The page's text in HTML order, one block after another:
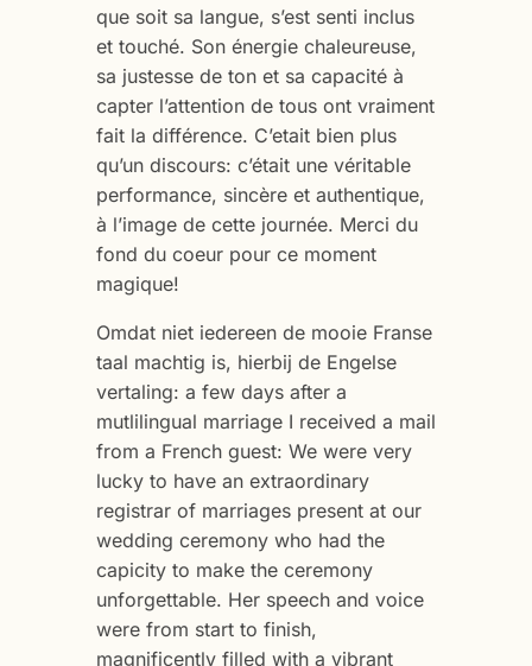
que soit sa langue, s’est senti inclus
et touché. Son énergie chaleureuse,
sa justesse de ton et sa capacité à
capter l’attention de tous ont vraiment
fait la différence. C’etait bien plus
qu’un discours: c’était une véritable
performance, sincère et authentique,
à l’image de cette journée. Merci du
fond du coeur pour ce moment
magique!
Omdat niet iedereen de mooie Franse
taal machtig is, hierbij de Engelse
vertaling: a few days after a
mutlilingual marriage I received a mail
from a French guest: We were very
lucky to have an extraordinary
registrar of marriages present at our
wedding ceremony who had the
capicity to make the ceremony
unforgettable. Her speech and voice
were from start to finish,
magnificently filled with a vibrant